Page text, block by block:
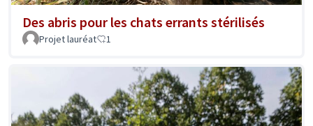
Des abris pour les chats errants stérilisés
Projet lauréat 1